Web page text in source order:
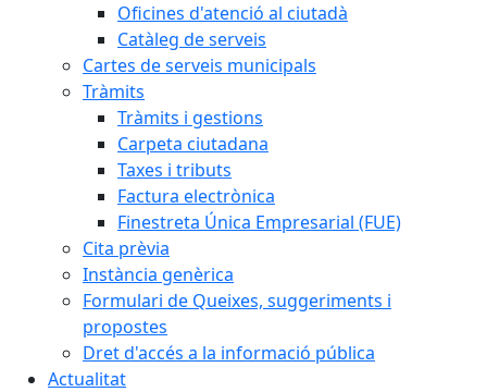
Oficines d'atenció al ciutadà
Catàleg de serveis
Cartes de serveis municipals
Tràmits
Tràmits i gestions
Carpeta ciutadana
Taxes i tributs
Factura electrònica
Finestreta Única Empresarial (FUE)
Cita prèvia
Instància genèrica
Formulari de Queixes, suggeriments i
propostes
Dret d'accés a la informació pública
Actualitat